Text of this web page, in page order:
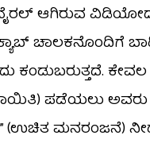
ಆಗಿರುವ
ಚಾಲಕನೊಂದಿಗೆ
ಕಂಡುಬರುತ್ತದೆ. ಕೇವಲ
ಪಡೆಯಲು ಅವರು
(ಉಚಿತ ಮನರಂಜನೆ)